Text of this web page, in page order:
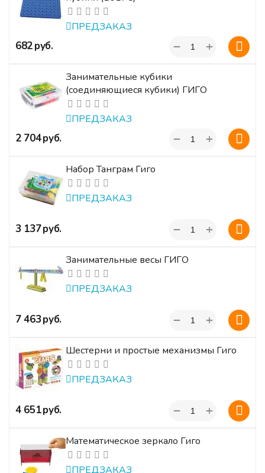
ПРЕДЗАКАЗ
‍682‍руб. +
−
Занимательные кубики
(соединяющиеся кубики) ГИГО
ПРЕДЗАКАЗ
‍2 704‍руб. +
−
Набор Танграм Гиго
ПРЕДЗАКАЗ
‍3 137‍руб. +
−
Занимательные весы ГИГО
ПРЕДЗАКАЗ
‍7 463‍руб. +
−
Шестерни и простые механизмы Гиго
ПРЕДЗАКАЗ
‍4 651‍руб. +
−
Математическое зеркало Гиго
ПРЕДЗАКАЗ